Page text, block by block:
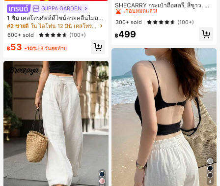
GIIPPA GARDEN
1 ชิ้น เคสโทรศัพท์ดีไซน์ลายคลื่นไม่สม
มาตรสำหรับ Phone 17 Pro Max, เหม
าะสำหรับ Phone 16 Pro Max, 15 Pro
Max, 14 Pro Max, เคสโทรศัพท์สไตล์เ
กาหลีและน่าสนใจ, เข้ากันได้กับ 11/12/
13/14/15/16 Pro Max Plus, ดีไซน์หรู
ขวัญในอุดมคติสำหรับคริสต์มาส, วันว
าเลนไทน์, อีสเตอร์, ฤดูแต่งงานและวันเ
กิดสำหรับแฟนสาว
#2 ขายดี
ใน ไอโฟน 12 มินิ เคสโทรศัพท์แฟชั่น
600+ sold
(100+)
฿53 -10% 3 วันสุดท้าย
SHECARRY กระเป๋าถือสตรี, สีขาว, แฟ
ชั่น, สง่างาม, วันหยุด, งานปาร์ตี้
เกือบหมดแล้ว!
#1 ขายดี
เกือบหมดแล้ว!
#1 ขายดี
เกือบหมดแล้ว!
#1 ขายดี
ใน บรรยากาศฤดูร้อน กระเป๋าหูหิ้วด้านบนผู้หญิง
เกือบหมดแล้ว!
300+ sold (100+)
฿499
4